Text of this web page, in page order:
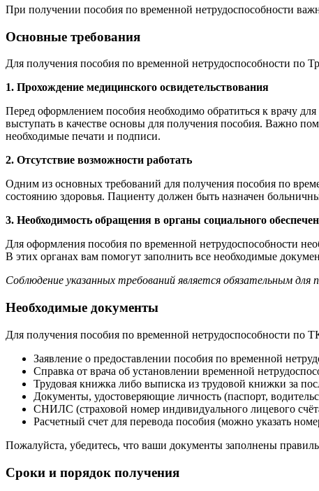
При получении пособия по временной нетрудоспособности
Основные требования
Для получения пособия по временной нетрудоспособности по
1. Прохождение медицинского освидетельствования
Перед оформлением пособия необходимо обратиться к врачу
выступать в качестве основы для получения пособия. Важно
необходимые печати и подписи.
2. Отсутствие возможности работать
Одним из основных требований для получения пособия по
состоянию здоровья. Пациенту должен быть назначен
3. Необходимость обращения в органы социального
Для оформления пособия по временной нетрудоспособности
В этих органах вам помогут заполнить все необходимые
Соблюдение указанных требований является обязательным для
Необходимые документы
Для получения пособия по временной нетрудоспособности по
Заявление о предоставлении пособия по временной
Справка от врача об установлении временной
Трудовая книжка либо выписка из трудовой книжки за
Документы, удостоверяющие личность (паспорт,
СНИЛС (страховой номер индивидуального лицевого
Расчетный счет для перевода пособия (можно указать
Пожалуйста, убедитесь, что ваши документы заполнены
Сроки и порядок получения